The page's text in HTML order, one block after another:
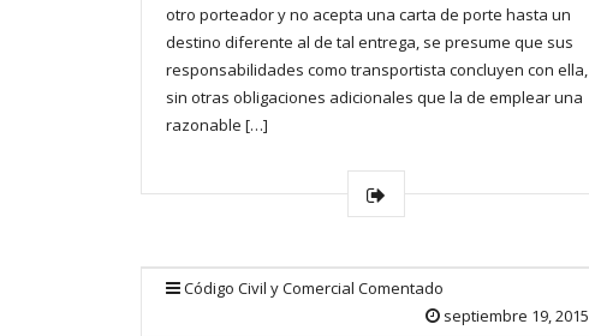
otro porteador y no acepta una carta de porte hasta un
destino diferente al de tal entrega, se presume que sus
responsabilidades como transportista concluyen con ella,
sin otras obligaciones adicionales que la de emplear una
razonable […]
Código Civil y Comercial Comentado
septiembre 19, 2015